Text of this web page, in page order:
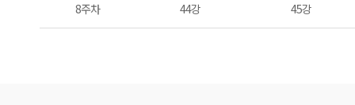
8주차 44강 45강